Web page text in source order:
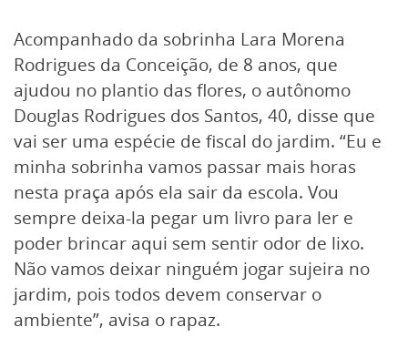
Acompanhado da sobrinha Lara Morena
Rodrigues da Conceição, de 8 anos, que
ajudou no plantio das flores, o autônomo
Douglas Rodrigues dos Santos, 40, disse que
vai ser uma espécie de fiscal do jardim. “Eu e
minha sobrinha vamos passar mais horas
nesta praça após ela sair da escola. Vou
sempre deixa-la pegar um livro para ler e
poder brincar aqui sem sentir odor de lixo.
Não vamos deixar ninguém jogar sujeira no
jardim, pois todos devem conservar o
ambiente”, avisa o rapaz.